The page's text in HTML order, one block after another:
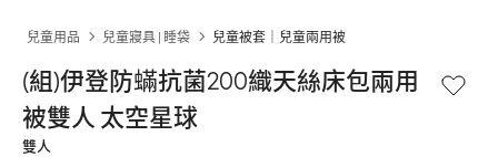
兒童用品 兒童寢具 | 睡袋 兒童被套｜兒童兩用被
(組)伊登防蟎抗菌200織天絲床包兩用
被雙人 太空星球
雙人